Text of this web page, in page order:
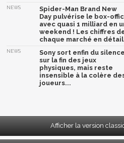
NEWS
Spider-Man Brand New
Day pulvérise le box-
avec quasi 1 milliard en
weekend ! Les chiffres
chaque marché en
NEWS
Sony sort enfin du silence
sur la fin des jeux
physiques, mais reste
insensible à la colère
joueurs...
Afficher la version